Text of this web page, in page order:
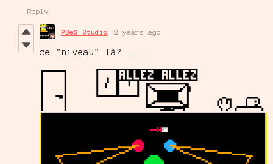
Reply
PBeS Studio 2 years ago
ce "niveau" là? ____